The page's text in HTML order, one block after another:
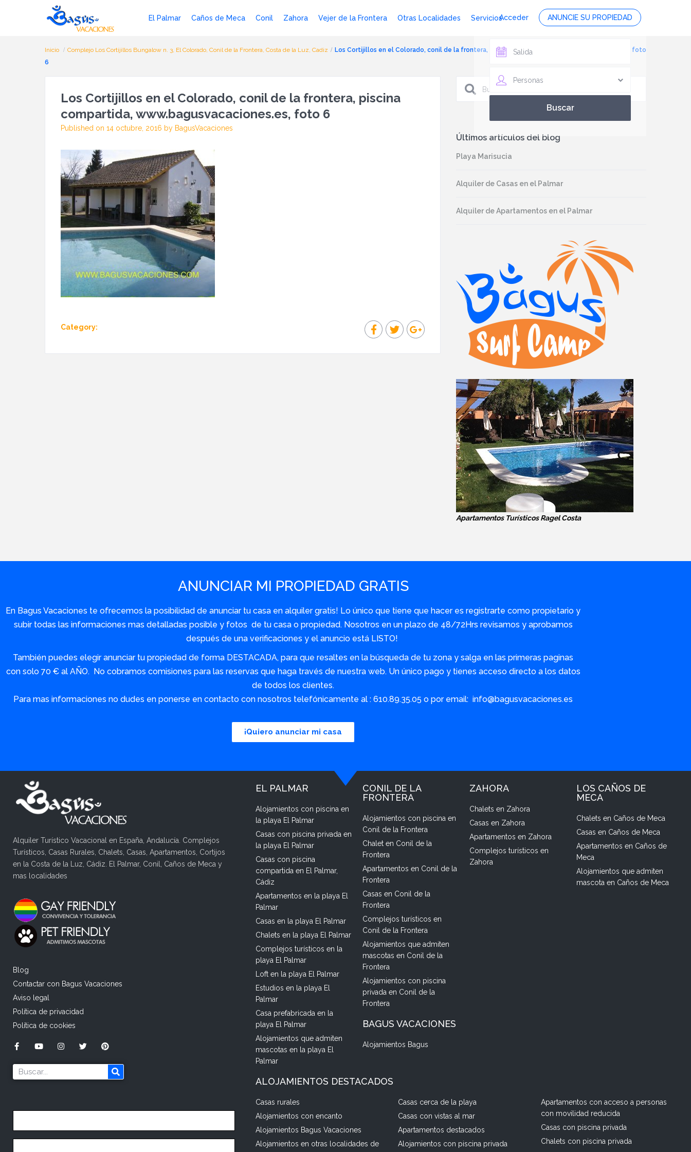
Acceder ANUNCIE SU PROPIEDAD
El Palmar Caños de Meca Conil Zahora Vejer de la Frontera Otras Localidades Servicios
Personas
Inicio Complejo Los Cortijillos Bungalow n. 3, El Colorado, Conil de la Frontera, Costa de la Luz, Cadiz
Los Cortijillos en el Colorado, conil de la frontera, piscina compartida, www.bagusvacaciones.es, foto
6
Los Cortijillos en el Colorado, conil de la frontera, piscina
compartida, www.bagusvacaciones.es, foto 6
Published on 14 octubre, 2016 by BagusVacaciones
Category:
Últimos artículos del blog
Playa Marisucia
Alquiler de Casas en el Palmar
Alquiler de Apartamentos en el Palmar
Apartamentos Turísticos Ragel Costa
ANUNCIAR MI PROPIEDAD GRATIS
En Bagus Vacaciones te ofrecemos la posibilidad de anunciar tu casa en alquiler gratis! Lo único que tiene que hacer es registrarte como propietario y
subir todas las informaciones mas detalladas posible y fotos de tu casa o propiedad. Nosotros en un plazo de 48/72Hrs revisamos y aprobamos
después de una verificaciones y el anuncio está LISTO!
También puedes elegir anunciar tu propiedad de forma DESTACADA, para que resaltes en la búsqueda de tu zona y salga en las primeras paginas
con solo 70 € al AÑO. No cobramos comisiones para las reservas que haga través de nuestra web. Un único pago y tienes acceso directo a los datos
de todos los clientes.
Para mas informaciones no dudes en ponerse en contacto con nosotros telefónicamente al : 610.89.35.05 o por email: info@bagusvacaciones.es
¡Quiero anunciar mi casa
Alquiler Turístico Vacacional en España, Andalucía. Complejos
Turísticos, Casas Rurales, Chalets, Casas, Apartamentos, Cortijos
en la Costa de la Luz, Cádiz. El Palmar, Conil, Caños de Meca y
mas localidades
Blog
Contactar con Bagus Vacaciones
Aviso legal
Política de privacidad
Política de cookies
EL PALMAR
Alojamientos con piscina en
la playa El Palmar
Casas con piscina privada en
la playa El Palmar
Casas con piscina
compartida en El Palmar,
Cádiz
Apartamentos en la playa El
Palmar
Casas en la playa El Palmar
Chalets en la playa El Palmar
Complejos turísticos en la
playa El Palmar
Loft en la playa El Palmar
Estudios en la playa El
Palmar
Casa prefabricada en la
playa El Palmar
Alojamientos que admiten
mascotas en la playa El
Palmar
CONIL DE LA
FRONTERA
Alojamientos con piscina en
Conil de la Frontera
Chalet en Conil de la
Frontera
Apartamentos en Conil de la
Frontera
Casas en Conil de la
Frontera
Complejos turísticos en
Conil de la Frontera
Alojamientos que admiten
mascotas en Conil de la
Frontera
Alojamientos con piscina
privada en Conil de la
Frontera
BAGUS VACACIONES
Alojamientos Bagus
ZAHORA
Chalets en Zahora
Casas en Zahora
Apartamentos en Zahora
Complejos turísticos en
Zahora
LOS CAÑOS DE
MECA
Chalets en Caños de Meca
Casas en Caños de Meca
Apartamentos en Caños de
Meca
Alojamientos que admiten
mascota en Caños de Meca
ALOJAMIENTOS DESTACADOS
Casas rurales
Alojamientos con encanto
Alojamientos Bagus Vacaciones
Alojamientos en otras localidades de
Casas cerca de la playa
Casas con vistas al mar
Apartamentos destacados
Alojamientos con piscina privada
Apartamentos con acceso a personas
con movilidad reducida
Casas con piscina privada
Chalets con piscina privada